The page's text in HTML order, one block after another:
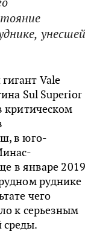
унесшей
Vale
Sul Superior
критическом
в юго-
в январе 2019
руднике
чего
к серьезным